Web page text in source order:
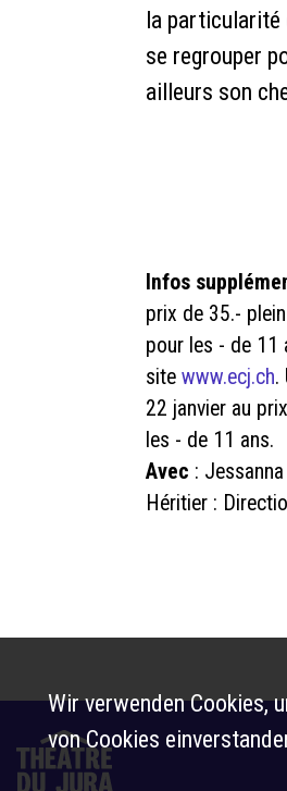
la
se regrouper
ailleurs son
Infos
prix de 35.-
pour les - de 11
sitewww.ecj.ch.
22 janvier au
les - de 11 ans.
Avec :
Héritier :
Wir verwenden Cookies,
von Cookies